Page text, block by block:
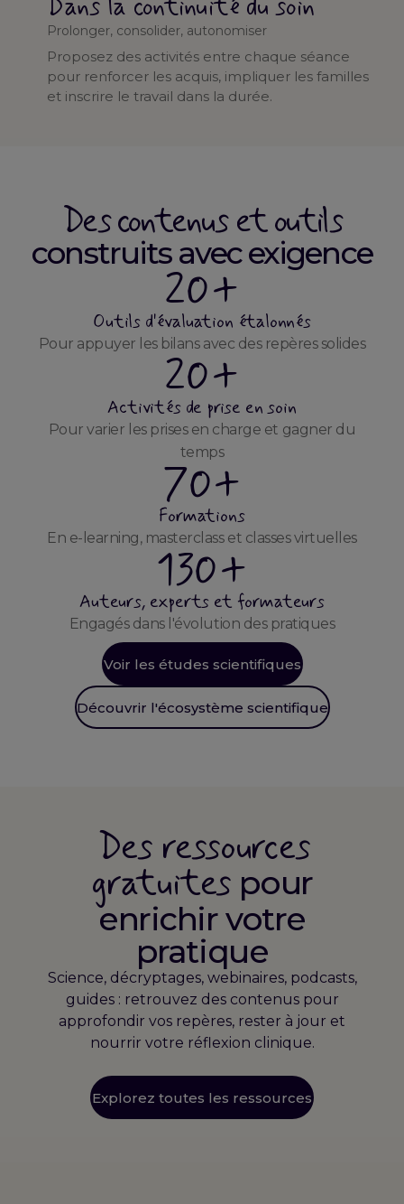
Dans la continuité du soin
Prolonger, consolider, autonomiser
Proposez des activités entre chaque séance
pour renforcer les acquis, impliquer les familles
et inscrire le travail dans la durée.
Des contenus et outils
construits avec exigence
20+
Outils d'évaluation étalonnés
Pour appuyer les bilans avec des repères solides
20+
Activités de prise en soin
Pour varier les prises en charge et gagner du
temps
70+
Formations
En e-learning, masterclass et classes virtuelles
130+
Auteurs, experts et formateurs
Engagés dans l'évolution des pratiques
Voir les études scientifiques
Découvrir l'écosystème scientifique
Des ressources
gratuites pour
enrichir votre
pratique
Science, décryptages, webinaires, podcasts,
guides : retrouvez des contenus pour
approfondir vos repères, rester à jour et
nourrir votre réflexion clinique.
Explorez toutes les ressources